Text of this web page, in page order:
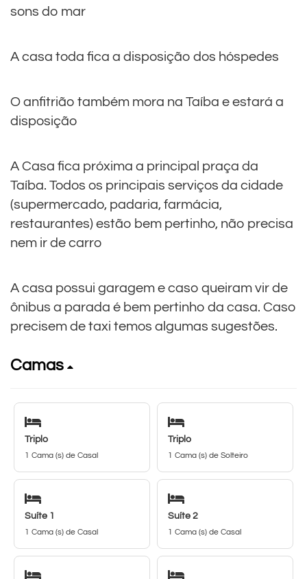
sons do mar
A casa toda fica a disposição dos hóspedes
O anfitrião também mora na Taíba e estará a
disposição
A Casa fica próxima a principal praça da
Taíba. Todos os principais serviços da cidade
(supermercado, padaria, farmácia,
restaurantes) estão bem pertinho, não precisa
nem ir de carro
A casa possui garagem e caso queiram vir de
ônibus a parada é bem pertinho da casa. Caso
precisem de taxi temos algumas sugestões.
Camas
Triplo
1 Cama (s) de Casal
Triplo
1 Cama (s) de Solteiro
Suíte 1
1 Cama (s) de Casal
Suíte 2
1 Cama (s) de Casal